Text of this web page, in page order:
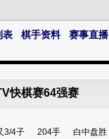
表 棋手资料 赛事直播
快棋赛64强赛
3/4子 204手 白中盘胜